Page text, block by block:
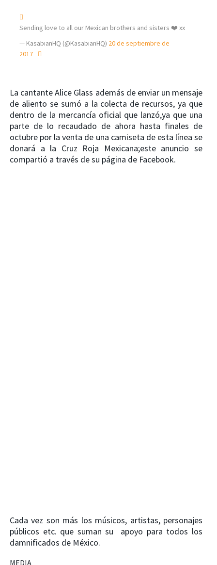
Sending love to all our Mexican brothers and sisters ❤️ xx
— KasabianHQ (@KasabianHQ) 20 de septiembre de
2017
La cantante Alice Glass además de enviar un mensaje
de aliento se sumó a la colecta de recursos, ya que
dentro de la mercancía oficial que lanzó,ya que una
parte de lo recaudado de ahora hasta finales de
octubre por la venta de una camiseta de esta línea se
donará a la Cruz Roja Mexicana;este anuncio se
compartió a través de su página de Facebook.
Cada vez son más los músicos, artistas, personajes
públicos etc. que suman su apoyo para todos los
damnificados de México.
MEDIA